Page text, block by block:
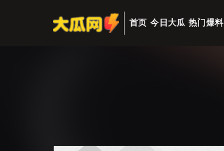
首页 今日大瓜 热门爆料